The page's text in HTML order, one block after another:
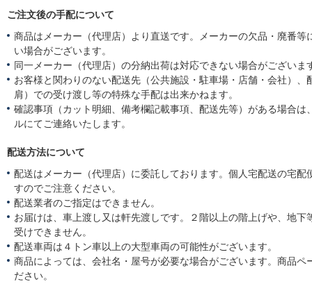
ご注文後の手配について
商品はメーカー（代理店）より直送です。メーカーの欠品・廃番等
い場合がございます。
同一メーカー（代理店）の分納出荷は対応できない場合がございま
お客様と関わりのない配送先（公共施設・駐車場・店舗・会社）、
肩）での受け渡し等の特殊な手配は出来かねます。
確認事項（カット明細、備考欄記載事項、配送先等）がある場合は
ルにてご連絡いたします。
配送方法について
配送はメーカー（代理店）に委託しております。個人宅配送の宅配
すのでご注意ください。
配送業者のご指定はできません。
お届けは、車上渡し又は軒先渡しです。２階以上の階上げや、地下
受けできません。
配送車両は４トン車以上の大型車両の可能性がございます。
商品によっては、会社名・屋号が必要な場合がございます。商品ペ
ださい。